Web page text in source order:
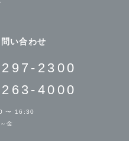
い合わせ
2300
4000
〜 16:30
金